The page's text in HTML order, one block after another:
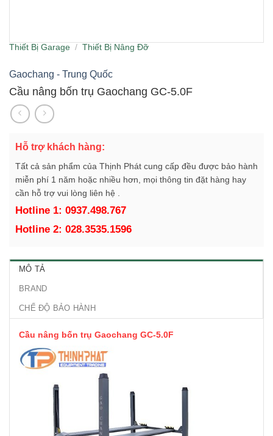
Thiết Bị Garage / Thiết Bị Nâng Đỡ
Gaochang - Trung Quốc
Cầu nâng bốn trụ Gaochang GC-5.0F
Hỗ trợ khách hàng:
Tất cả sản phẩm của Thịnh Phát cung cấp đều được bảo hành
miễn phí 1 năm hoặc nhiều hơn, mọi thông tin đặt hàng hay
cần hỗ trợ vui lòng liên hệ .
Hotline 1: 0937.498.767
Hotline 2: 028.3535.1596
MÔ TẢ
BRAND
CHẾ ĐỘ BẢO HÀNH
Cầu nâng bốn trụ Gaochang GC-5.0F